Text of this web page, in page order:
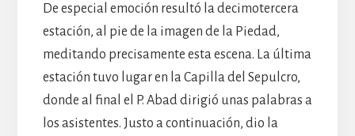
De especial emoción resultó la decimotercera
estación, al pie de la imagen de la Piedad,
meditando precisamente esta escena. La última
estación tuvo lugar en la Capilla del Sepulcro,
donde al final el P. Abad dirigió unas palabras a
los asistentes. Justo a continuación, dio la